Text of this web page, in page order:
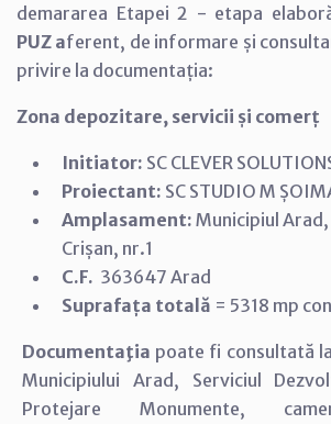
demararea Etapei 2 - etapa
PUZ aferent, de informare și
privire la documentația:
Zona depozitare, servicii și comerț
Initiator: SC CLEVER
Proiectant: SC STUDIO M
Amplasament: Municipiul
Crișan, nr.1
C.F. 363647 Arad
Suprafața totală = 5318 mp
Documentaţia poate fi consultată
Municipiului Arad,
Serviciul
Protejare Monumente,